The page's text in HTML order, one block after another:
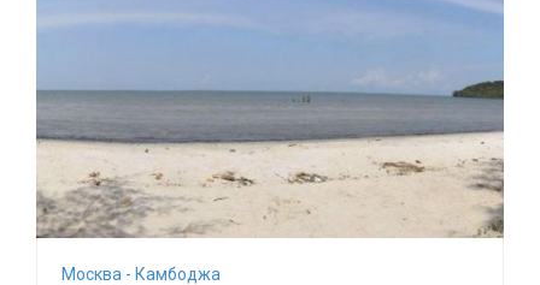
Москва - Камбоджа